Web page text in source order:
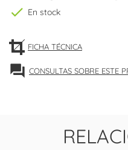
check En stock
FICHA TÉCNICA
forum CONSULTAS SOBRE ESTE